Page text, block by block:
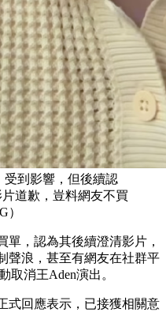
受到影響，但後續認
道歉，豈料網友不買
）
，認為其後續澄清影片，
聲浪，甚至有網友在社群平
取消王Aden演出。
式回應表示，已接獲相關意